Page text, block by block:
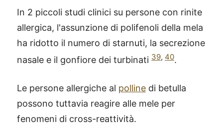
In 2 piccoli studi clinici su persone con rinite
allergica, l'assunzione di polifenoli della mela
ha ridotto il numero di starnuti, la secrezione
nasale e il gonfiore dei turbinati 39, 40.
Le persone allergiche al polline di betulla
possono tuttavia reagire alle mele per
fenomeni di cross-reattività.